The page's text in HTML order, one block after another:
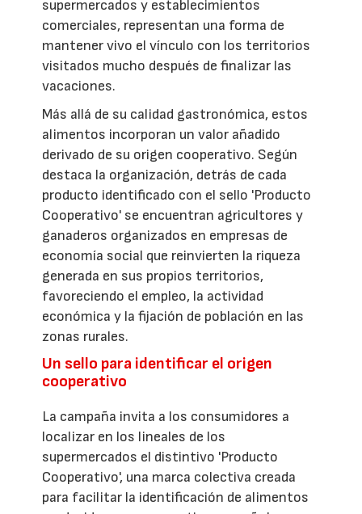
supermercados y establecimientos
comerciales, representan una forma de
mantener vivo el vínculo con los territorios
visitados mucho después de finalizar las
vacaciones.
Más allá de su calidad gastronómica, estos
alimentos incorporan un valor añadido
derivado de su origen cooperativo. Según
destaca la organización, detrás de cada
producto identificado con el sello 'Producto
Cooperativo' se encuentran agricultores y
ganaderos organizados en empresas de
economía social que reinvierten la riqueza
generada en sus propios territorios,
favoreciendo el empleo, la actividad
económica y la fijación de población en las
zonas rurales.
Un sello para identificar el origen
cooperativo
La campaña invita a los consumidores a
localizar en los lineales de los
supermercados el distintivo 'Producto
Cooperativo', una marca colectiva creada
para facilitar la identificación de alimentos